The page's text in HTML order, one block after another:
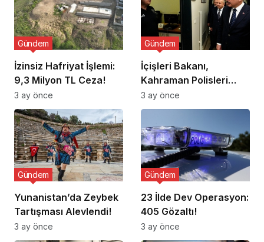
İzinsiz Hafriyat İşlemi:
9,3 Milyon TL Ceza!
Gündem
3 ay önce
İçişleri Bakanı,
Kahraman Polisleri
Ziyaret Etti
Gündem
3 ay önce
Yunanistan’da Zeybek
Tartışması Alevlendi!
Gündem
3 ay önce
23 İlde Dev Operasyon:
405 Gözaltı!
Gündem
3 ay önce